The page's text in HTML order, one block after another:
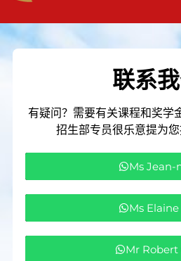
联系
有疑问？需要有关课程和奖学
招生部专员很乐意提为您
Ms Jean-
Ms
Mr Robert